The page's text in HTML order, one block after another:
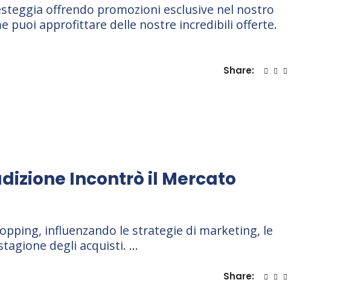
offrendo promozioni esclusive nel nostro
puoi approfittare delle nostre incredibili offerte.
Share:
Incontrò il Mercato
influenzando le strategie di marketing, le
degli acquisti.
Share: